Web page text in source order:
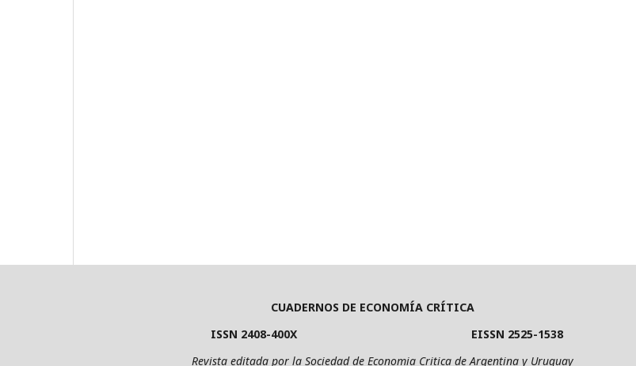
CUADERNOS DE ECONOMÍA CRÍTICA
ISSN 2408-400X EISSN 2525-1538
Revista editada por la Sociedad de Economia Critica de Argentina y Uruguay